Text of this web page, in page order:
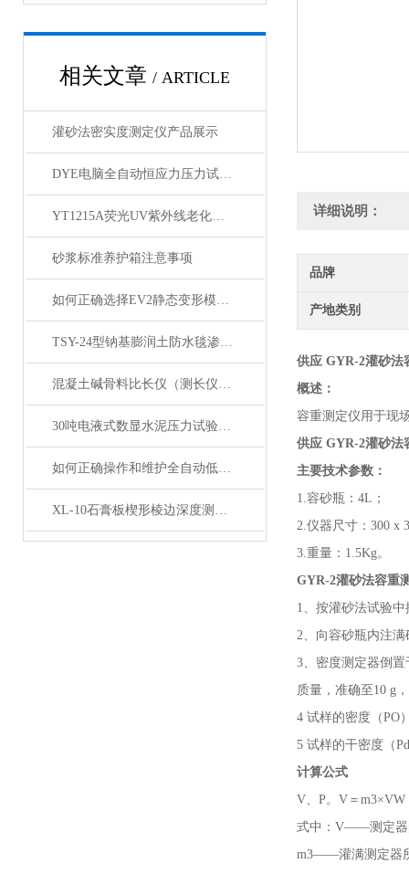
相关文章 / ARTICLE
灌砂法密实度测定仪产品展示
DYE电脑全自动恒应力压力试验机 产品展示
YT1215A荧光UV紫外线老化箱产品简介
砂浆标准养护箱注意事项
如何正确选择EV2静态变形模量测试仪设备？
TSY-24型钠基膨润土防水毯渗透系数测定仪产品简介
混凝土碱骨料比长仪（测长仪）产品展示
30吨电液式数显水泥压力试验机产品展示
如何正确操作和维护全自动低温冻融试验箱？
XL-10石膏板楔形棱边深度测定仪产品展示
详细说明：
品牌
产地类别
供应 GYR-2灌砂法
概述：
容重测定仪用于现
供应 GYR-2灌砂法
主要技术参数：
1.容砂瓶：4L；
2.仪器尺寸：300 x
3.重量：1.5Kg。
GYR-2灌砂法容重
1、按灌砂法试验
2、向容砂瓶内注
3、密度测定器倒
质量，准确至10 g
4 试样的密度（PO
5 试样的干密度（
计算公式
V、P。V＝m3×VW
式中： V——测定器
m3——灌满测定器